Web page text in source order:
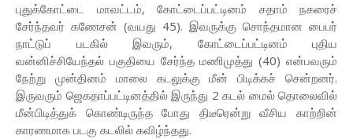
புதுக்கோட்டை மாவட்டம், கோட்டைப்பட்டினம் சதாம் நகரைச்
சேர்ந்தவர் கணேசன் (வயது 45). இவருக்கு சொந்தமான பைபர்
நாட்டுப் படகில் இவரும், கோட்டைப்பட்டினம் புதிய
வன்னிச்சியேந்தல் பகுதியை சேர்ந்த மணிமுத்து (40) என்பவரும்
நேற்று முன்தினம் மாலை கடலுக்கு மீன் பிடிக்கச் சென்றனர்.
இருவரும் ஜெகதாப்பட்டினத்தில் இருந்து 2 கடல் மைல் தொலைவில்
மீன்பிடித்துக் கொண்டிருந்த போது திடீரென்று வீசிய காற்றின்
காரணமாக படகு கடலில் கவிழ்ந்தது.